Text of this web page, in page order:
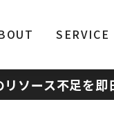
SERVICE
ソース不足を即